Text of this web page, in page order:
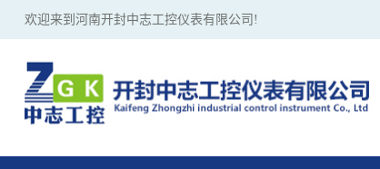
欢迎来到河南开封中志工控仪表有限公司!